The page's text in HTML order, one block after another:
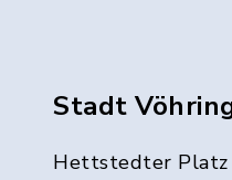
Stadt
Hettstedter Platz